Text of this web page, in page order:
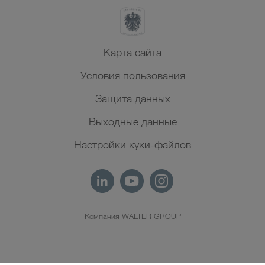
Карта сайта
Условия пользования
Защита данных
Выходные данные
Настройки куки-файлов
Компания WALTER GROUP